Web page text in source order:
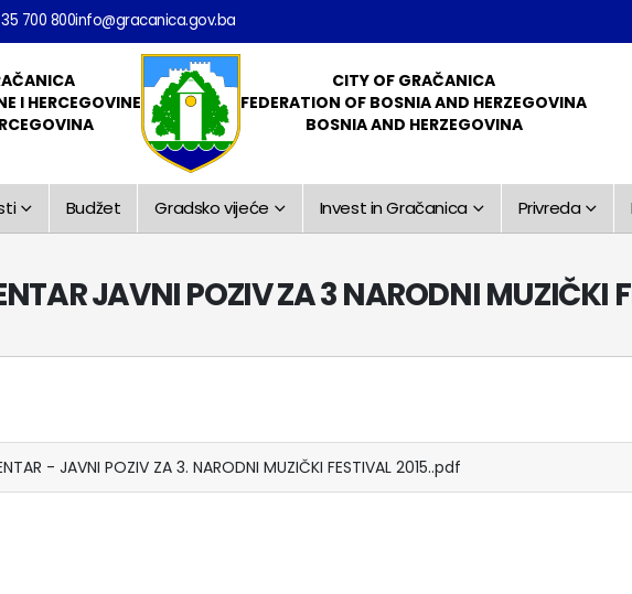
700 800info@gracanica.gov.ba
I HERCEGOVINE
CITY OF GRAČANICA
FEDERATION OF BOSNIA AND HERZEGOVINA
BOSNIA AND HERZEGOVINA
Budžet Gradsko vijeće Invest in Gračanica Privreda
JAVNI POZIV ZA 3 NARODNI MUZIČKI
- JAVNI POZIV ZA 3. NARODNI MUZIČKI FESTIVAL 2015..pdf